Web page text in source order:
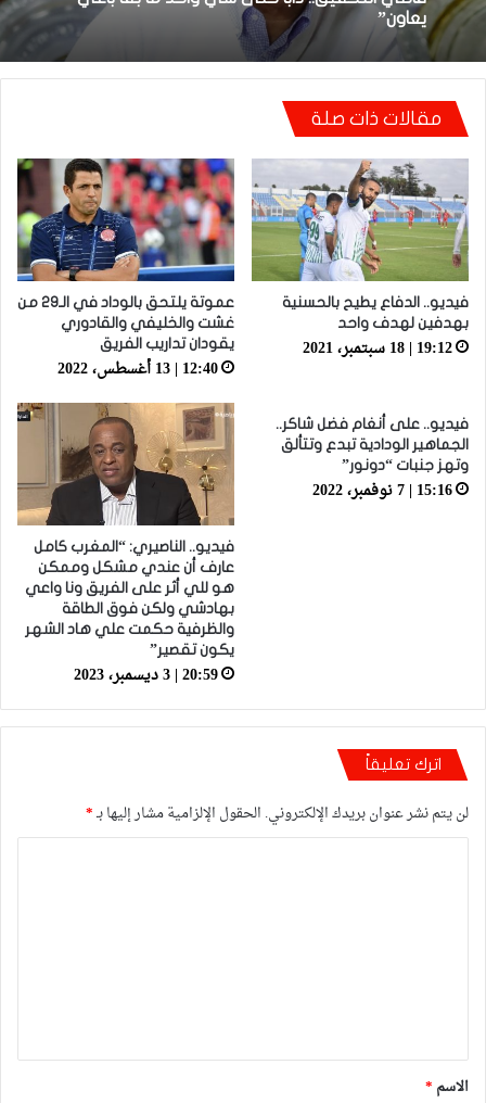
أيت منا: “كاع لي كانو كيساعدو الوداد عيط ليهم
يعاون”
تعادل جديد أمام الدفاع الحسني الجديدي
مقالات ذات صلة
فيديو.. الدفاع يطيح بالحسنية
بهدفين لهدف واحد
19:12 | 18 سبتمبر، 2021
عموتة يلتحق بالوداد في الـ29 من
غشت والخليفي والقادوري
يقودان تداريب الفريق
12:40 | 13 أغسطس، 2022
فيديو.. على أنغام فضل شاكر..
الجماهير الودادية تبدع وتتألق
وتهز جنبات “دونور”
15:16 | 7 نوفمبر، 2022
فيديو.. الناصيري: “المغرب كامل
عارف أن عندي مشكل وممكن
هو للي أثر على الفريق ونا واعي
بهادشي ولكن فوق الطاقة
والظرفية حكمت علي هاد الشهر
يكون تقصير”
20:59 | 3 ديسمبر، 2023
اترك تعليقاً
لن يتم نشر عنوان بريدك الإلكتروني. الحقول الإلزامية مشار إليها بـ*
*
الاسم *